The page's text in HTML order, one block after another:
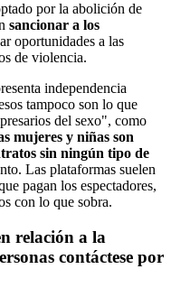
por la abolición de
sancionar a los
oportunidades a las
de violencia.
independencia
tampoco son lo que
del sexo", como
mujeres y niñas son
sin ningún tipo de
Las plataformas suelen
pagan los espectadores,
con lo que sobra.
relación a la
contáctese por